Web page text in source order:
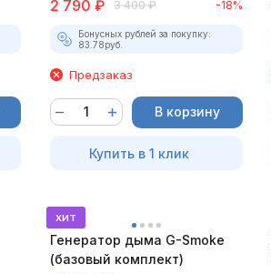
2 790 ₽ 3 400 ₽ -18%
Бонусных рублей за покупку:
83.78руб.
Предзаказ
В корзину
Купить в 1 клик
хит
Генератор дыма G-Smoke
(базовый комплект)